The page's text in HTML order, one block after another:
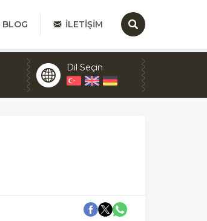
BLOG İLETIŞIM
Dil Seçin